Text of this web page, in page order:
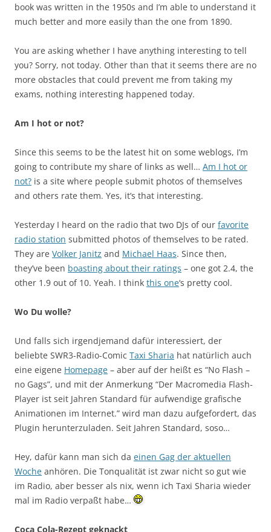
book was written in the 1950s and I’m able to understand it
much better and more easily than the one from 1890.
You are asking whether I have anything interesting to tell
you? Sorry, not today. Other than that it seems there are no
more obstacles that could prevent me from taking my
exams, nothing interesting happened today.
Am I hot or not?
Since this seems to be the latest hit on some weblogs, I’m
going to contribute my share of links as well… Am I hot or
not? is a site where people submit photos of themselves
and others rate them. Yes, it’s that interesting.
Yesterday I heard on the radio that two DJs of our favorite
radio station submitted photos of themselves to be rated.
They are Volker Janitz and Michael Haas. Since then,
they’ve been boasting about their ratings – one got 2.4, the
other 1.9 out of 10. Yeah. I think this one‘s pretty cool.
Wo Du wolle?
Und falls sich irgendjemand dafür interessiert, der
beliebte SWR3-Radio-Comic Taxi Sharia hat natürlich auch
eine eigene Homepage – aber auf der heißt es “No Flash –
no Gags”, und mit der Anmerkung “Der Macromedia Flash-
Player ist seit Jahren Standard für aufwendige grafische
Animationen im Internet.” wird man dazu aufgefordert, das
Plugin herunterzuladen. Seit Jahren Standard, soso…
Hey, dafür kann man sich da einen Gag der aktuellen
Woche anhören. Die Tonqualität ist zwar nicht so gut wie
im Radio, aber besser als nix, wenn ich Taxi Sharia wieder
mal im Radio verpaßt habe…
Coca Cola-Rezept geknackt